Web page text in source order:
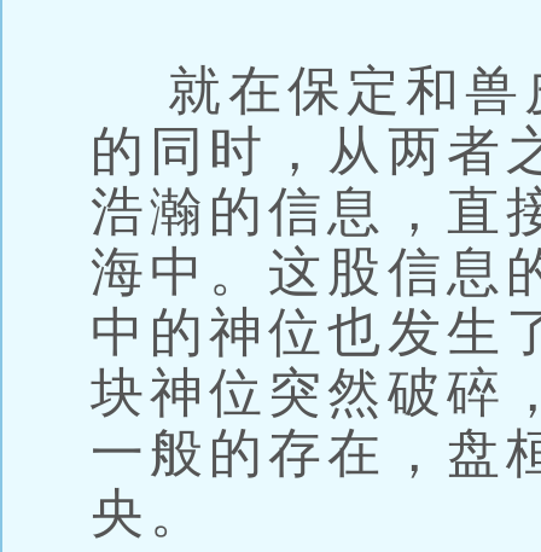
就在保定和兽
的同时，从两者
浩瀚的信息，直
海中。这股信息
中的神位也发生
块神位突然破碎
一般的存在，盘
央。